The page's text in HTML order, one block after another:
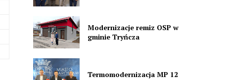
Modernizacje remiz OSP w
gminie Tryńcza
Termomodernizacja MP 12